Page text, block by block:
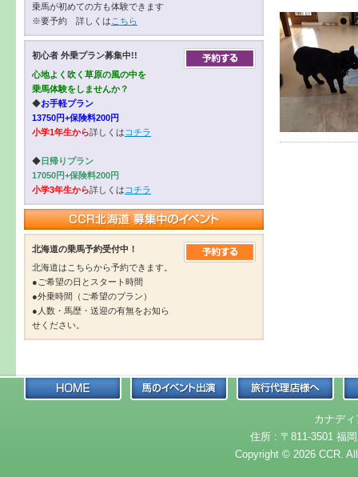
乗馬が初めての方も体験できます
※要予約 詳しくは こちら
初心者 外乗プラン募集中!!
心地よく吹く草原の風の中を
乗馬体験をしませんか？
◆お手軽プラン
13750円+保険料200円
小学1年生から詳しくは コチラ
◆日帰りプラン
17050円+保険料200円
小学3年生から詳しくは コチラ
北海道の乗馬予約受付中！
北海道はこちらから予約できます。
●ご希望の日とスタート時間
●外乗時間（ご希望のプラン）
●人数・馬歴・送迎の有無をお知ら
せください。
カナデ
住所 : 〒811-3501 福
Copyright © 2026 CCR.